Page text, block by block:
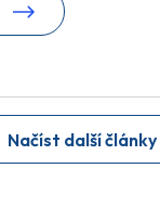
Načíst další články